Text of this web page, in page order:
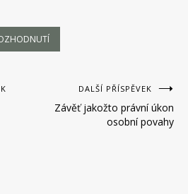
DALŠÍ PŘÍSPĚVEK
Závěť jakožto právní úkon
osobní povahy